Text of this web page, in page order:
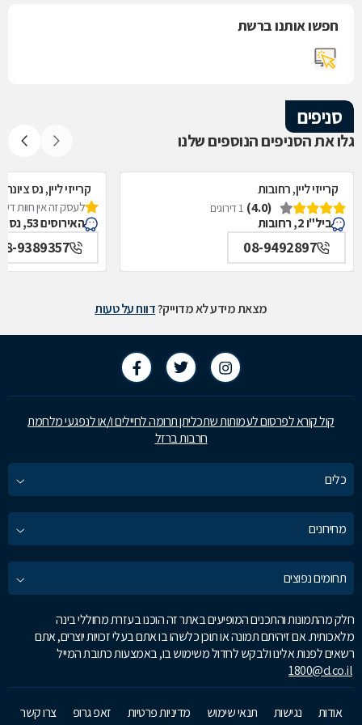
חפשו אותנו ברשת
סניפים
גלו את הסניפים הנוספים שלנו
קרייזי ליין, רחובות
(4.0)
1 דירוגים
ביל"ו 2, רחובות
08-9492897
קרייזי ליין, נס ציונה
לעסק זה אין חוות
האירוסים 53, נס ציונה
9389357
מצאת מידע לא מדוייק?דווח על טעות
קול קורא לפרסום לעמותות שתכליתן תרומה לחיילים ו/או לנפגעי מלחמת
חרבות ברזל
כלים
מחירונים
תחומים נפוצים
חלק מהתמונות והתכנים המופיעים באתר זה הוכנו בעזרת מחוללי בינה
מלאכותית. אם זיהיתם תמונה או תוכן כלשהו בו אתם בעלי זכויות יוצרים, אתם
רשאים לפנות אלינו ולבקש לחדול משימוש בו, באמצעות כתובת המייל
1800@d.co.il
אודות נגישות תנאי שימוש מדיניות פרטיות זאפ גרופ צרו קשר